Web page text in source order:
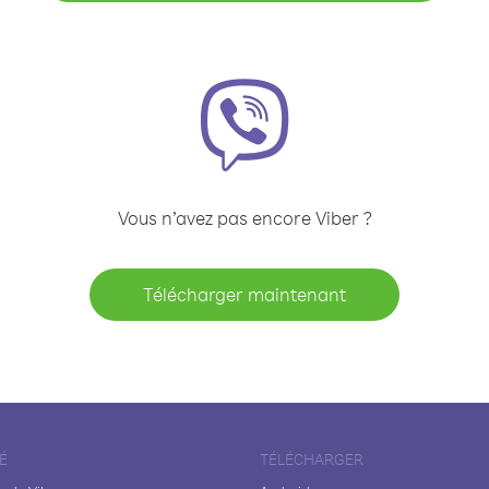
Vous n’avez pas encore Viber ?
Télécharger maintenant
TÉLÉCHARGER